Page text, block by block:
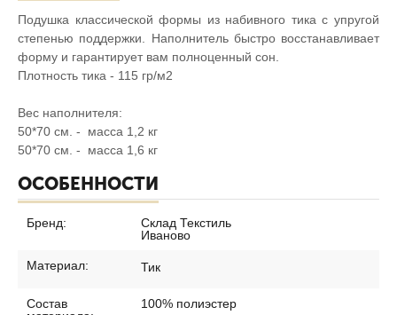
Подушка классической формы из набивного тика с упругой
степенью поддержки. Наполнитель быстро восстанавливает
форму и гарантирует вам полноценный сон.
Плотность тика - 115 гр/м2
Вес наполнителя:
50*70 см. - масса 1,2 кг
50*70 см. - масса 1,6 кг
ОСОБЕННОСТИ
Бренд:
Склад Текстиль
Иваново
Материал: Тик
Состав
100% полиэстер